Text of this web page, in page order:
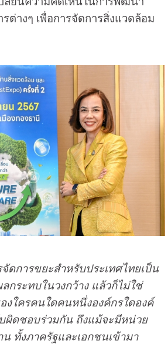
ต่างๆ เพื่อการจัดการสิ่งแวดล้อม
จัดการขยะสำหรับประเทศไทยเป็น
กระทบในวงกว้าง แล้วก็ไม่ใช่
งใครคนใดคนหนึ่งองค์กรใดองค์
ผิดชอบร่วมกัน ถึงแม้จะมีหน่วย
ทั้งภาครัฐและเอกชนเข้ามา